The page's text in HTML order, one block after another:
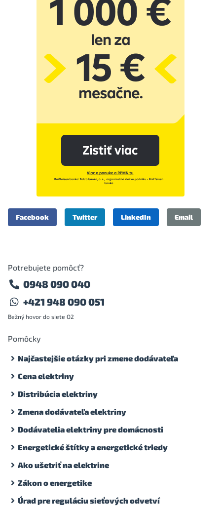
Facebook Twitter LinkedIn Email
Potrebujete pomôcť?
0948 090 040
+421 948 090 051
Bežný hovor do siete O2
Pomôcky
Najčastejšie otázky pri zmene dodávateľa
Cena elektriny
Distribúcia elektriny
Zmena dodávateľa elektriny
Dodávatelia elektriny pre domácnosti
Energetické štítky a energetické triedy
Ako ušetriť na elektrine
Zákon o energetike
Úrad pre reguláciu sieťových odvetví